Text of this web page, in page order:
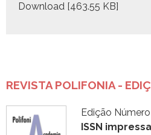
Down­load [463.55 KB]
REVISTA POLIFONIA -
Edição
ISSN impressa